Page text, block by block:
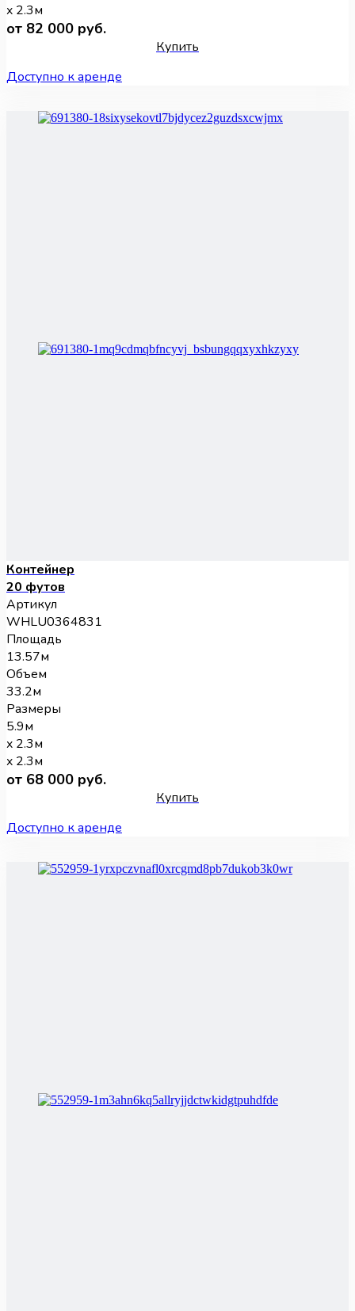
x 2.3м
от 82 000 руб.
Купить
Доступно к аренде
Контейнер
20 футов
Артикул
WHLU0364831
Площадь
13.57м
Объем
33.2м
Размеры
5.9м
x 2.3м
x 2.3м
от 68 000 руб.
Купить
Доступно к аренде